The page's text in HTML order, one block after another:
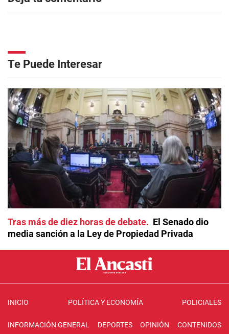
Te Puede Interesar
Tras más de diez horas de debate
El Senado dio
media sanción a la Ley de Propiedad Privada
INICIO POLÍTICA Y ECONOMÍA POLICIALES
INFORMACIÓN GENERAL DEPORTES OPINIÓN CONTENIDOS